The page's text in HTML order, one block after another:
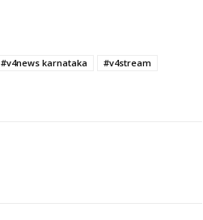
#v4news karnataka
#v4stream